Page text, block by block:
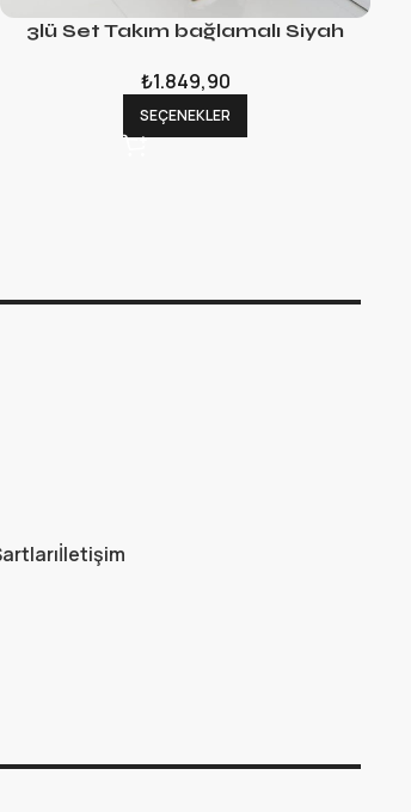
3lü Set Takım bağlamalı Siyah
₺1.849,90
SEÇENEKLER
İletişim